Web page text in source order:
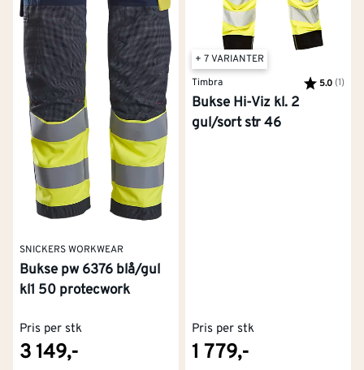
SNICKERS WORKWEAR
Bukse pw 6376 blå/gul
kl1 50 protecwork
Pris per stk
3 149,-
+ 7 VARIANTER
Timbra
Karakter:
5.0 (1)
Bukse Hi-Viz kl. 2
gul/sort str 46
Pris per stk
1 779,-